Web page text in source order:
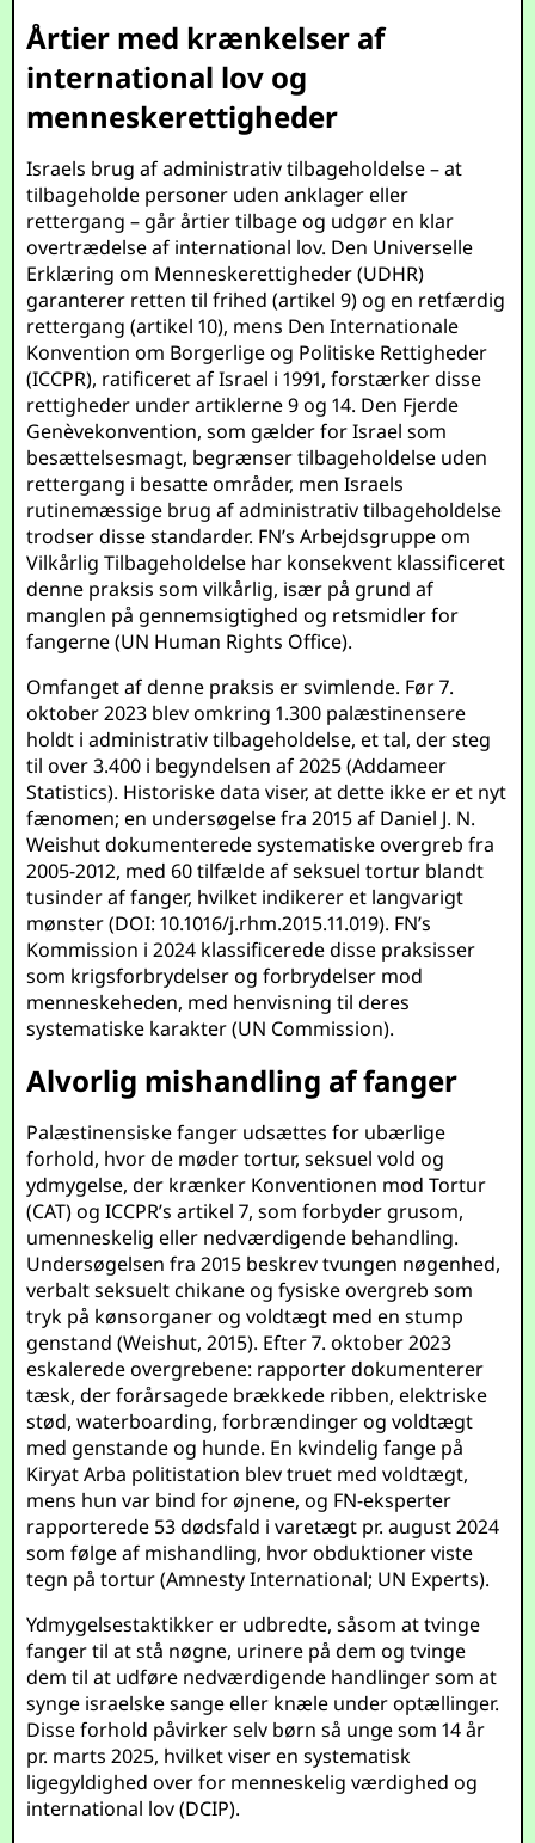
Årtier med krænkelser af
international lov og
menneskerettigheder
Israels brug af administrativ tilbageholdelse – at
tilbageholde personer uden anklager eller
rettergang – går årtier tilbage og udgør en klar
overtrædelse af international lov. Den Universelle
Erklæring om Menneskerettigheder (UDHR)
garanterer retten til frihed (artikel 9) og en retfærdig
rettergang (artikel 10), mens Den Internationale
Konvention om Borgerlige og Politiske Rettigheder
(ICCPR), ratificeret af Israel i 1991, forstærker disse
rettigheder under artiklerne 9 og 14. Den Fjerde
Genèvekonvention, som gælder for Israel som
besættelsesmagt, begrænser tilbageholdelse uden
rettergang i besatte områder, men Israels
rutinemæssige brug af administrativ tilbageholdelse
trodser disse standarder. FN’s Arbejdsgruppe om
Vilkårlig Tilbageholdelse har konsekvent klassificeret
denne praksis som vilkårlig, især på grund af
manglen på gennemsigtighed og retsmidler for
fangerne (UN Human Rights Office).
Omfanget af denne praksis er svimlende. Før 7.
oktober 2023 blev omkring 1.300 palæstinensere
holdt i administrativ tilbageholdelse, et tal, der steg
til over 3.400 i begyndelsen af 2025 (Addameer
Statistics). Historiske data viser, at dette ikke er et nyt
fænomen; en undersøgelse fra 2015 af Daniel J. N.
Weishut dokumenterede systematiske overgreb fra
2005-2012, med 60 tilfælde af seksuel tortur blandt
tusinder af fanger, hvilket indikerer et langvarigt
mønster (DOI: 10.1016/j.rhm.2015.11.019). FN’s
Kommission i 2024 klassificerede disse praksisser
som krigsforbrydelser og forbrydelser mod
menneskeheden, med henvisning til deres
systematiske karakter (UN Commission).
Alvorlig mishandling af fanger
Palæstinensiske fanger udsættes for ubærlige
forhold, hvor de møder tortur, seksuel vold og
ydmygelse, der krænker Konventionen mod Tortur
(CAT) og ICCPR’s artikel 7, som forbyder grusom,
umenneskelig eller nedværdigende behandling.
Undersøgelsen fra 2015 beskrev tvungen nøgenhed,
verbalt seksuelt chikane og fysiske overgreb som
tryk på kønsorganer og voldtægt med en stump
genstand (Weishut, 2015). Efter 7. oktober 2023
eskalerede overgrebene: rapporter dokumenterer
tæsk, der forårsagede brækkede ribben, elektriske
stød, waterboarding, forbrændinger og voldtægt
med genstande og hunde. En kvindelig fange på
Kiryat Arba politistation blev truet med voldtægt,
mens hun var bind for øjnene, og FN-eksperter
rapporterede 53 dødsfald i varetægt pr. august 2024
som følge af mishandling, hvor obduktioner viste
tegn på tortur (Amnesty International; UN Experts).
Ydmygelsestaktikker er udbredte, såsom at tvinge
fanger til at stå nøgne, urinere på dem og tvinge
dem til at udføre nedværdigende handlinger som at
synge israelske sange eller knæle under optællinger.
Disse forhold påvirker selv børn så unge som 14 år
pr. marts 2025, hvilket viser en systematisk
ligegyldighed over for menneskelig værdighed og
international lov (DCIP).